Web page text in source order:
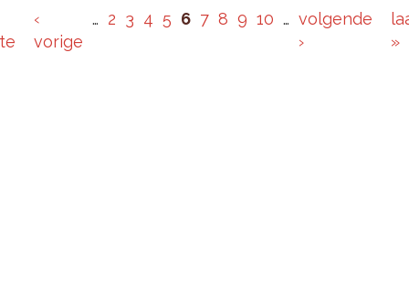
‹
vorige
… 2 3 4 5 6 7 8 9 10 … volgende
›
»